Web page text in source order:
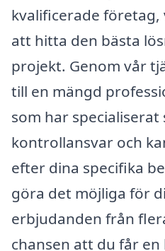
kvalificerade
att hitta den bästa
projekt. Genom vår
till en mängd
som har specialiserat
kontrollansvar och
efter dina specifika
göra det möjliga för
erbjudanden från
chansen att du får